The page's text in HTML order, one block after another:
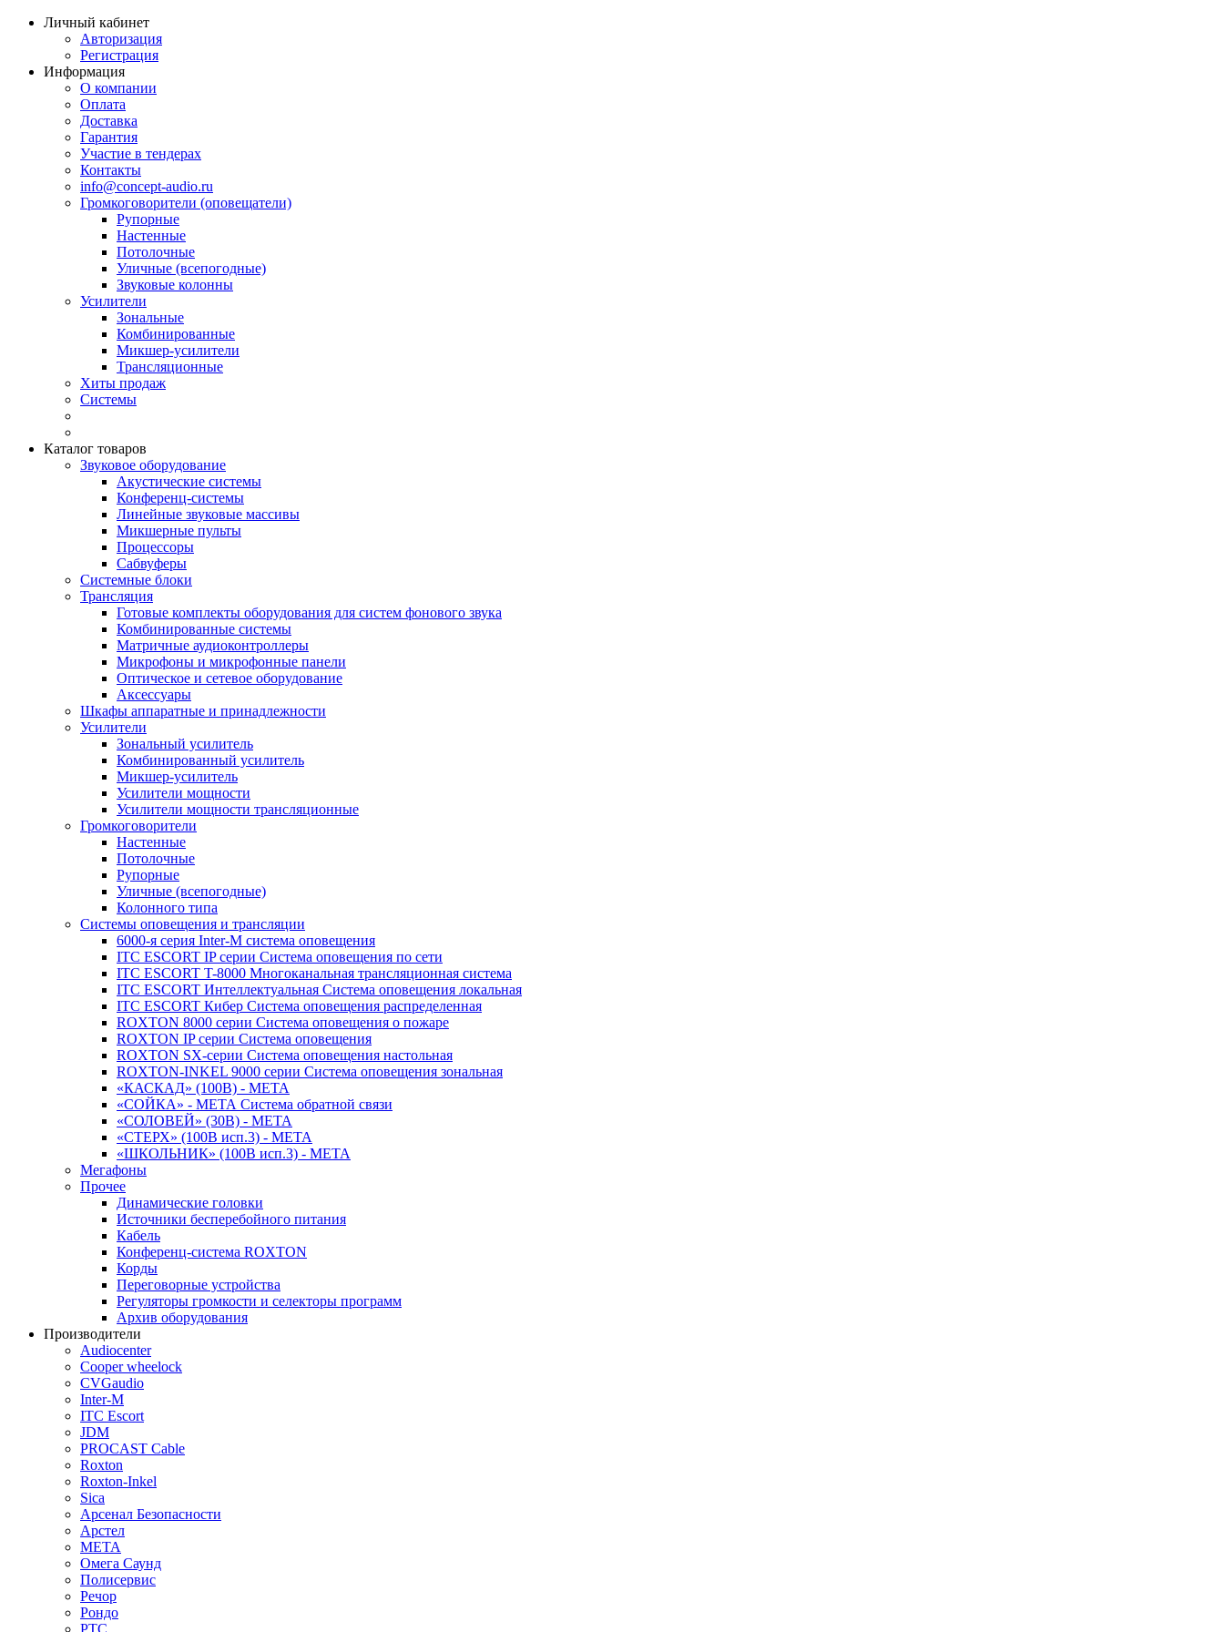
Личный кабинет
Авторизация
Регистрация
Информация
О компании
Оплата
Доставка
Гарантия
Участие в тендерах
Контакты
info@concept-audio.ru
Громкоговорители (оповещатели)
Рупорные
Настенные
Потолочные
Уличные (всепогодные)
Звуковые колонны
Усилители
Зональные
Комбинированные
Микшер-усилители
Трансляционные
Хиты продаж
Системы
Каталог товаров
Звуковое оборудование
Акустические системы
Конференц-системы
Линейные звуковые массивы
Микшерные пульты
Процессоры
Сабвуферы
Системные блоки
Трансляция
Готовые комплекты оборудования для систем фонового звука
Комбинированные системы
Матричные аудиоконтроллеры
Микрофоны и микрофонные панели
Оптическое и сетевое оборудование
Аксессуары
Шкафы аппаратные и принадлежности
Усилители
Зональный усилитель
Комбинированный усилитель
Микшер-усилитель
Усилители мощности
Усилители мощности трансляционные
Громкоговорители
Настенные
Потолочные
Рупорные
Уличные (всепогодные)
Колонного типа
Системы оповещения и трансляции
6000-я серия Inter-M система оповещения
ITC ESCORT IP серии Система оповещения по сети
ITC ESCORT T-8000 Многоканальная трансляционная система
ITC ESCORT Интеллектуальная Система оповещения локальная
ITC ESCORT Кибер Система оповещения распределенная
ROXTON 8000 серии Система оповещения о пожаре
ROXTON IP серии Система оповещения
ROXTON SX-серии Система оповещения настольная
ROXTON-INKEL 9000 серии Система оповещения зональная
«КАСКАД» (100В) - МЕТА
«СОЙКА» - МЕТА Система обратной связи
«СОЛОВЕЙ» (30В) - МЕТА
«СТЕРХ» (100В исп.3) - МЕТА
«ШКОЛЬНИК» (100В исп.3) - МЕТА
Мегафоны
Прочее
Динамические головки
Источники бесперебойного питания
Кабель
Конференц-система ROXTON
Корды
Переговорные устройства
Регуляторы громкости и селекторы программ
Архив оборудования
Производители
Audiocenter
Cooper wheelock
CVGaudio
Inter-M
ITC Escort
JDM
PROCAST Cable
Roxton
Roxton-Inkel
Sica
Арсенал Безопасности
Арстел
МЕТА
Омега Саунд
Полисервис
Речор
Рондо
РТС